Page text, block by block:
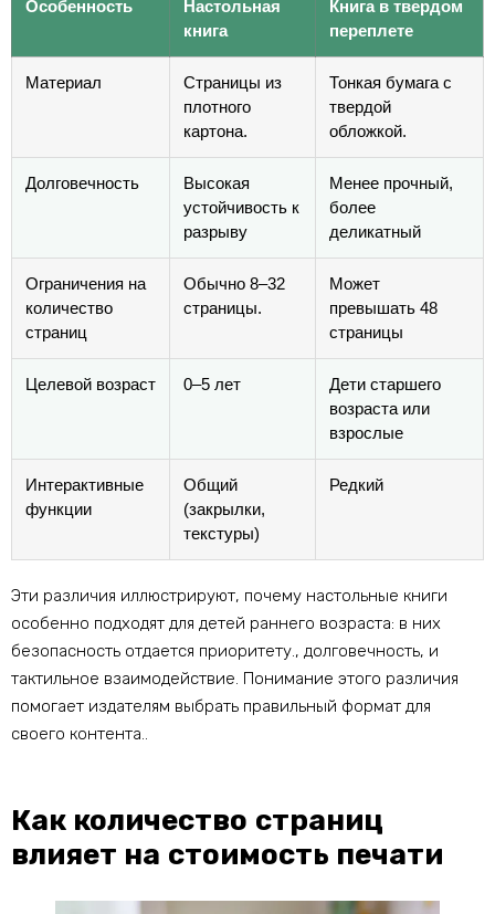
Особенность
Настольная
книга
Книга в твердом
переплете
Материал
Страницы из
плотного
картона.
Тонкая бумага с
твердой
обложкой.
Долговечность
Высокая
устойчивость к
разрыву
Менее прочный,
более
деликатный
Ограничения на
количество
страниц
Обычно 8–32
страницы.
Может
превышать 48
страницы
Целевой возраст 0–5 лет
Дети старшего
возраста или
взрослые
Интерактивные
функции
Общий
(закрылки,
текстуры)
Редкий
Эти различия иллюстрируют, почему настольные книги
особенно подходят для детей раннего возраста: в них
безопасность отдается приоритету., долговечность, и
тактильное взаимодействие. Понимание этого различия
помогает издателям выбрать правильный формат для
своего контента..
Как количество страниц
влияет на стоимость печати